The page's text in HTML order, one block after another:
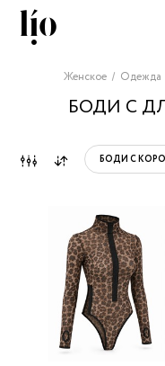
Женское Одежда
БОДИ С
БОДИ С